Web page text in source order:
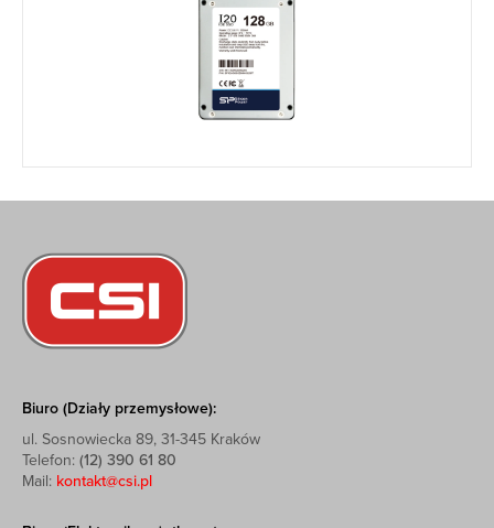
Biuro (Działy przemysłowe):
ul. Sosnowiecka 89, 31-345 Kraków
Telefon: (12) 390 61 80
Mail: kontakt@csi.pl